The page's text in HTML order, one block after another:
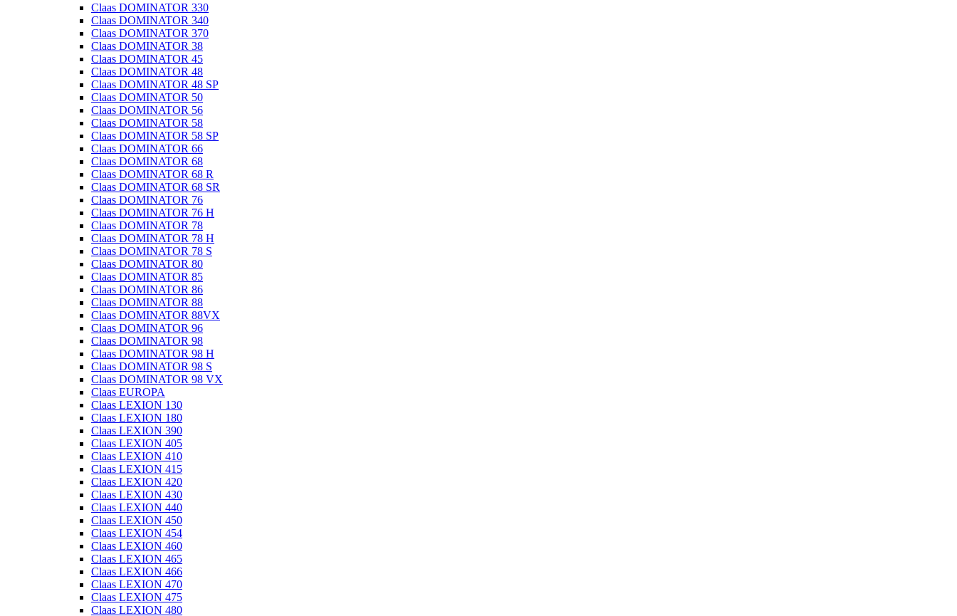
Claas DOMINATOR 330
Claas DOMINATOR 340
Claas DOMINATOR 370
Claas DOMINATOR 38
Claas DOMINATOR 45
Claas DOMINATOR 48
Claas DOMINATOR 48 SP
Claas DOMINATOR 50
Claas DOMINATOR 56
Claas DOMINATOR 58
Claas DOMINATOR 58 SP
Claas DOMINATOR 66
Claas DOMINATOR 68
Claas DOMINATOR 68 R
Claas DOMINATOR 68 SR
Claas DOMINATOR 76
Claas DOMINATOR 76 H
Claas DOMINATOR 78
Claas DOMINATOR 78 H
Claas DOMINATOR 78 S
Claas DOMINATOR 80
Claas DOMINATOR 85
Claas DOMINATOR 86
Claas DOMINATOR 88
Claas DOMINATOR 88VX
Claas DOMINATOR 96
Claas DOMINATOR 98
Claas DOMINATOR 98 H
Claas DOMINATOR 98 S
Claas DOMINATOR 98 VX
Claas EUROPA
Claas LEXION 130
Claas LEXION 180
Claas LEXION 390
Claas LEXION 405
Claas LEXION 410
Claas LEXION 415
Claas LEXION 420
Claas LEXION 430
Claas LEXION 440
Claas LEXION 450
Claas LEXION 454
Claas LEXION 460
Claas LEXION 465
Claas LEXION 466
Claas LEXION 470
Claas LEXION 475
Claas LEXION 480